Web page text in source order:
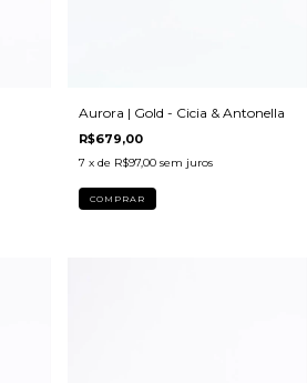
Aurora | Gold - Cicia & Antonella
R$679,00
7 x de R$97,00 sem juros